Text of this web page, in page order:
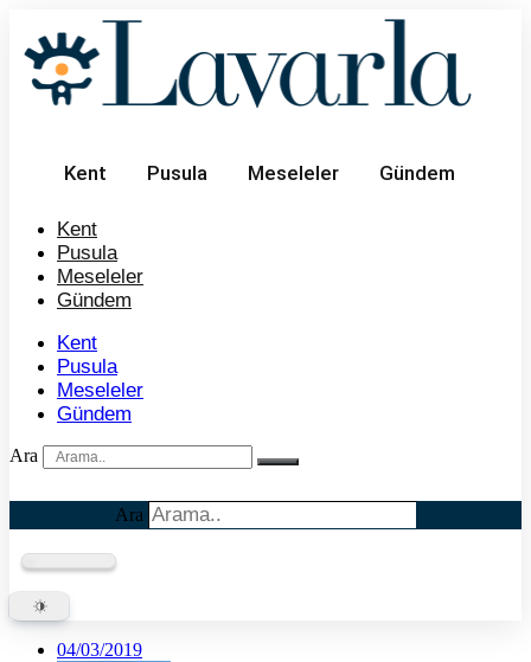
Kent Pusula Meseleler Gündem
Kent
Pusula
Meseleler
Gündem
Kent
Pusula
Meseleler
Gündem
Ara
Ara
04/03/2019